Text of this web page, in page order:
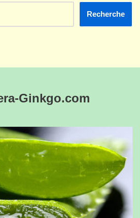
Recherche
Ginkgo.com